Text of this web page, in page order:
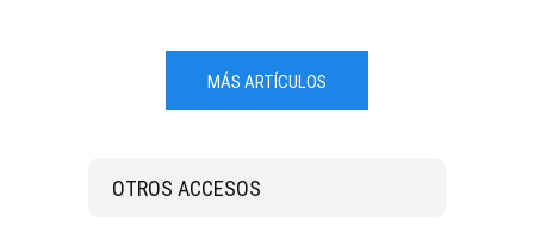
MÁS ARTÍCULOS
OTROS ACCESOS